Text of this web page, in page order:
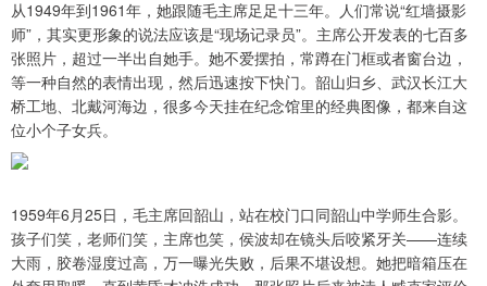
从1949年到1961年，她跟随毛主席足足十三年。人们常说“红墙摄影
师”，其实更形象的说法应该是“现场记录员”。主席公开发表的七百多
张照片，超过一半出自她手。她不爱摆拍，常蹲在门框或者窗台边，
等一种自然的表情出现，然后迅速按下快门。韶山归乡、武汉长江大
桥工地、北戴河海边，很多今天挂在纪念馆里的经典图像，都来自这
位小个子女兵。
1959年6月25日，毛主席回韶山，站在校门口同韶山中学师生合影。
孩子们笑，老师们笑，主席也笑，侯波却在镜头后咬紧牙关——连续
大雨，胶卷湿度过高，万一曝光失败，后果不堪设想。她把暗箱压在